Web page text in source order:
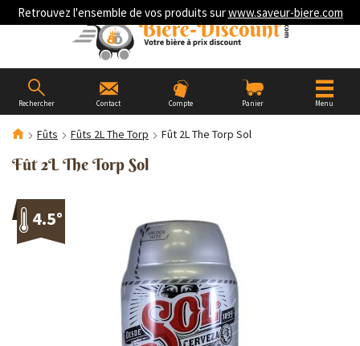
Retrouvez l'ensemble de vos produits surwww.saveur-biere.com
Rechercher Contact Compte Panier Menu
Fûts Fûts 2L The Torp Fût 2L The Torp Sol
Fût 2L The Torp Sol
4.5°